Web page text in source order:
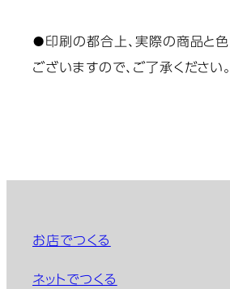
●印刷の都合上、実際の商品と
ございますので、ご了承ください。
お店でつくる
ネットでつくる